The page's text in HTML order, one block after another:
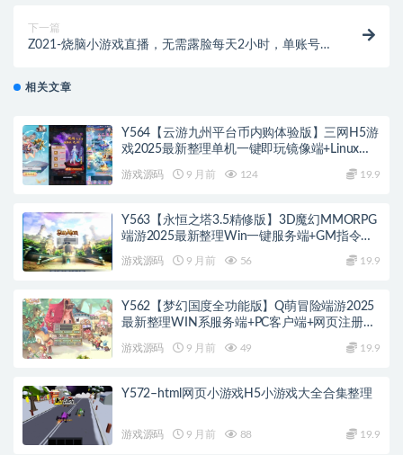
下一篇
Z021-烧脑小游戏直播，无需露脸每天2小时，单账号日
相关文章
Y564【云游九州平台币内购体验版】三网H5游
戏2025最新整理单机一键即玩镜像端+Linux手
游戏源码 9 月前 124 19.9
Y563【永恒之塔3.5精修版】3D魔幻MMORPG
端游2025最新整理Win一键服务端+GM指令
游戏源码 9 月前 56 19.9
Y562【梦幻国度全功能版】Q萌冒险端游2025
最新整理WIN系服务端+PC客户端+网页注册
游戏源码 9 月前 49 19.9
Y572–html网页小游戏H5小游戏大全合集整理
游戏源码 9 月前 88 19.9